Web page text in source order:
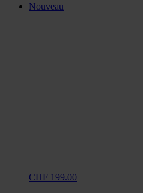
Nouveau
CHF 199.00